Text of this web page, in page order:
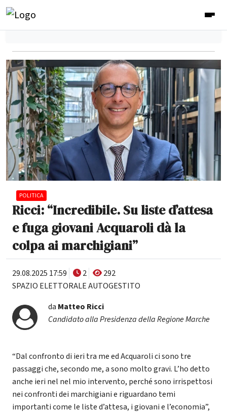
POLITICA
Ricci: “Incredibile. Su liste d’attesa
e fuga giovani Acquaroli dà la
colpa ai marchigiani”
29.08.2025 17:59 2
292
SPAZIO ELETTORALE AUTOGESTITO
da Matteo Ricci
Candidato alla Presidenza della Regione Marche
“Dal confronto di ieri tra me ed Acquaroli ci sono tre
passaggi che, secondo me, a sono molto gravi. L’ho detto
anche ieri nel nel mio intervento, perché sono irrispettosi
nei confronti dei marchigiani e riguardano temi
importanti come le liste d’attesa, i giovani e l’economia”,